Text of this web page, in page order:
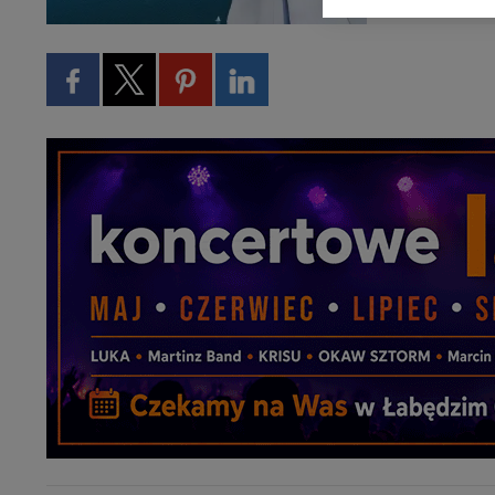
W każdej chwili
przetwarzania.
informacji
przypadkach nie
Dziękujemy, i